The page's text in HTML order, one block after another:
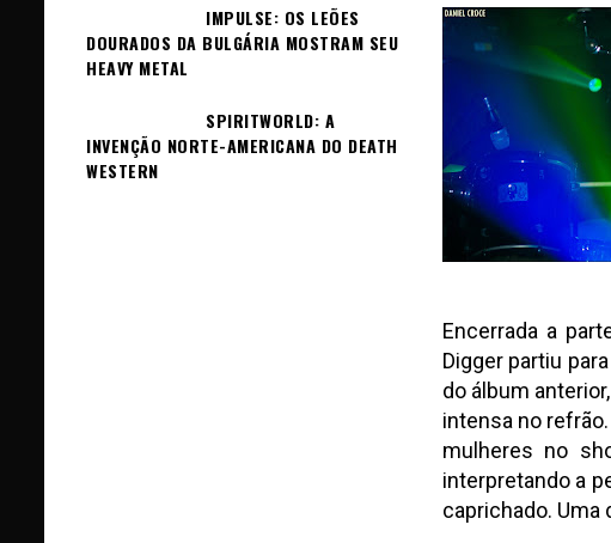
Encerrada a
Digger partiu
do álbum
intensa no
mulheres no
interpretando a
caprichado. Uma
IMPULSE: OS LEÕES
DOURADOS DA BULGÁRIA MOSTRAM SEU
HEAVY METAL
SPIRITWORLD: A
INVENÇÃO NORTE-AMERICANA DO DEATH
WESTERN